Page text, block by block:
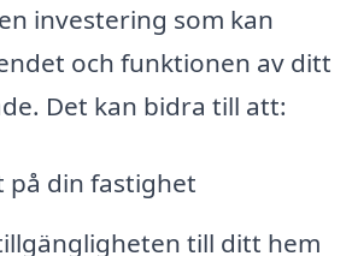
investering som kan
och funktionen av ditt
Det kan bidra till att:
på din fastighet
till ditt hem